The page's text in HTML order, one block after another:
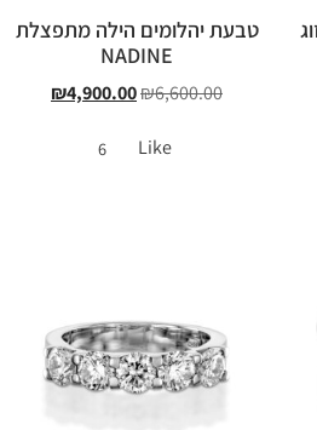
טבעת יהלומים הילה מתפצלת
NADINE
₪6,600.00
₪4,900.00
Like
6